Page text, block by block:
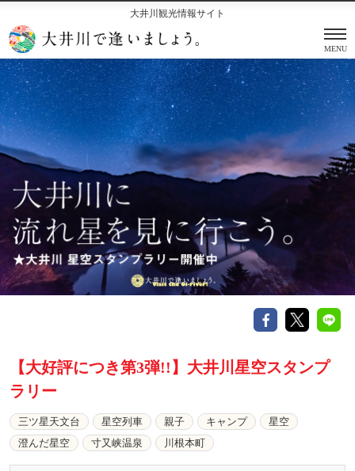
大井川観光情報サイト
MENU
【大好評につき第3弾!!】大井川星空スタンプ
ラリー
三ツ星天文台 星空列車 親子 キャンプ
星空
澄んだ星空
寸又峡温泉 川根本町